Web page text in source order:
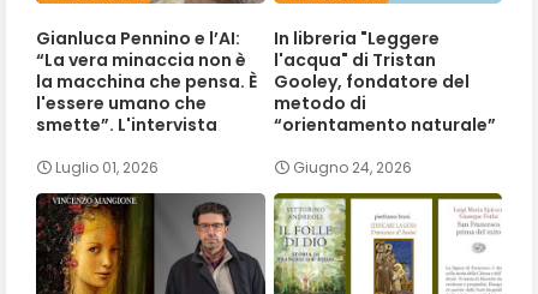
Gianluca Pennino e l’AI:
“La vera minaccia non è
la macchina che pensa. È
l'essere umano che
smette”. L'intervista
Luglio 01, 2026
In libreria "Leggere
l'acqua" di Tristan
Gooley, fondatore del
metodo di
“orientamento naturale”
Giugno 24, 2026